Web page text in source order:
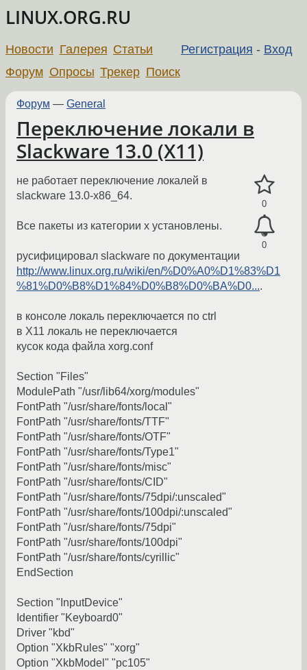
LINUX.ORG.RU
Регистрация - Вход
Новости Галерея Статьи
Форум Опросы Трекер Поиск
Форум — General
Переключение локали в
Slackware 13.0 (X11)
0
0
не работает переключение локалей в
slackware 13.0-x86_64.
Все пакеты из категории x установлены.
русифицировал slackware по документации
http://www.linux.org.ru/wiki/en/%D0%A0%D1%83%D1
%81%D0%B8%D1%84%D0%B8%D0%BA%D0....
в консоле локаль переключается по ctrl
в X11 локаль не переключается
кусок кода файла xorg.conf
Section "Files"
ModulePath "/usr/lib64/xorg/modules"
FontPath "/usr/share/fonts/local"
FontPath "/usr/share/fonts/TTF"
FontPath "/usr/share/fonts/OTF"
FontPath "/usr/share/fonts/Type1"
FontPath "/usr/share/fonts/misc"
FontPath "/usr/share/fonts/CID"
FontPath "/usr/share/fonts/75dpi/:unscaled"
FontPath "/usr/share/fonts/100dpi/:unscaled"
FontPath "/usr/share/fonts/75dpi"
FontPath "/usr/share/fonts/100dpi"
FontPath "/usr/share/fonts/cyrillic"
EndSection
Section "InputDevice"
Identifier "Keyboard0"
Driver "kbd"
Option "XkbRules" "xorg"
Option "XkbModel" "pc105"